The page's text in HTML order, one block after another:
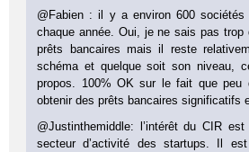
@Fabien : il y a environ 600
chaque année. Oui, je ne sais pas trop
prêts bancaires mais il reste
schéma et quelque soit son niveau,
propos. 100% OK sur le fait que peu
obtenir des prêts bancaires significatifs
@Justinthemiddle: l’intérêt du CIR
secteur d’activité des startups. Il